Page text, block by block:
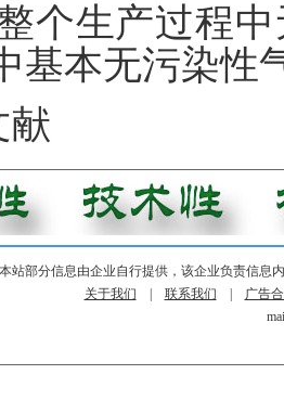
整个生产过程
基本无污染性
献
本站部分信息由企业自行提供，该企业负责信息
关于我们
联系我们
广告